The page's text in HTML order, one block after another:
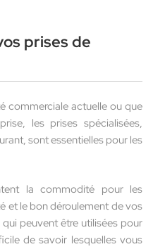
prises de
commerciale actuelle ou que
les prises spécialisées,
sont essentielles pour les
la commodité pour les
et le bon déroulement de vos
peuvent être utilisées pour
de savoir lesquelles vous